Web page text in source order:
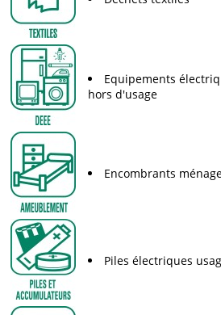
Equipements
hors d'usage
Encombrants
Piles électriques